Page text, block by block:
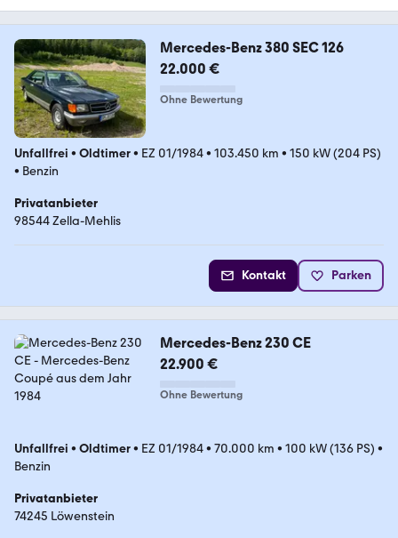
Mercedes-Benz 380 SEC 126
22.000 €
Ohne Bewertung
Unfallfrei • Oldtimer• EZ 01/1984• 103.450 km • 150 kW (204 PS)
• Benzin
Privatanbieter
98544 Zella-Mehlis
Kontakt Parken
Mercedes-Benz 230 CE
22.900 €
Ohne Bewertung
Unfallfrei • Oldtimer• EZ 01/1984• 70.000 km • 100 kW (136 PS) •
Benzin
Privatanbieter
74245 Löwenstein